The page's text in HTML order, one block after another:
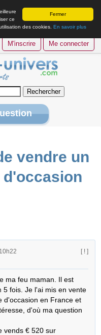
Fermer
ce
des cookies. En savoir plus
M'inscrire Me connecter
vendre un
d'occasion
[ ! ]
ma feu maman. Il est
5 fois. Je l'ai mis en vente
d'occasion en France et
d'où ma question
vends € 520 sur